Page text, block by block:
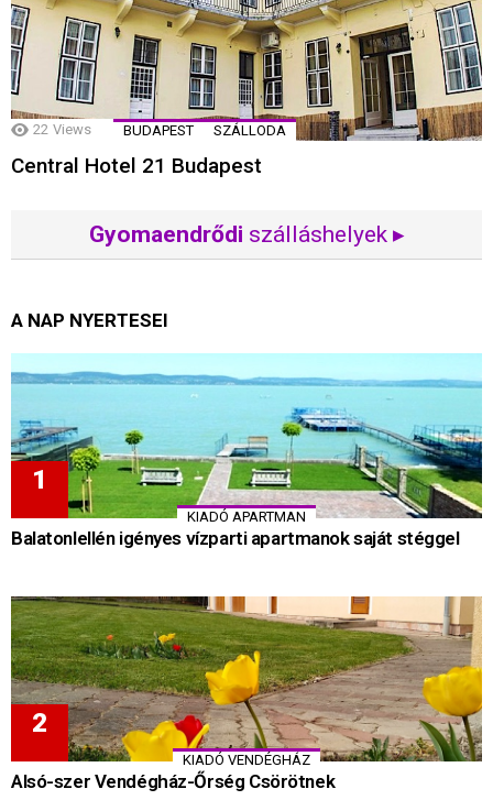
22 Views BUDAPEST SZÁLLODA
Central Hotel 21 Budapest
Gyomaendrődi szálláshelyek ▸
A NAP NYERTESEI
KIADÓ APARTMAN
Balatonlellén igényes vízparti apartmanok saját stéggel
KIADÓ VENDÉGHÁZ
Alsó-szer Vendégház-Őrség Csörötnek